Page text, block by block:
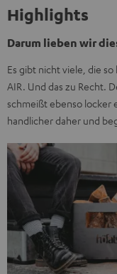
Highlights
Darum lieben wir
Es gibt nicht viele, die so
AIR. Und das zu Recht.
schmeißt ebenso locker
handlicher daher und